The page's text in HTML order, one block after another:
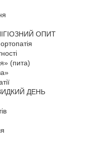
ОПИТ
(пита)
ДЕНЬ